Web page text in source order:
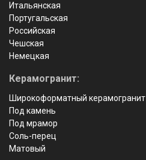
Итальянская
Португальская
Российская
Чешская
Немецкая
Керамогранит:
Широкоформатный керамогранит
Под камень
Под мрамор
Соль-перец
Матовый